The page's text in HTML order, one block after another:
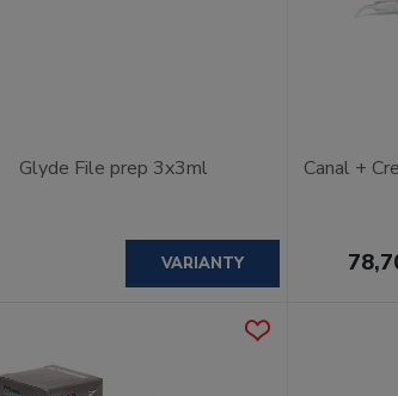
Glyde File prep 3x3ml
VARIANTY
Canal +